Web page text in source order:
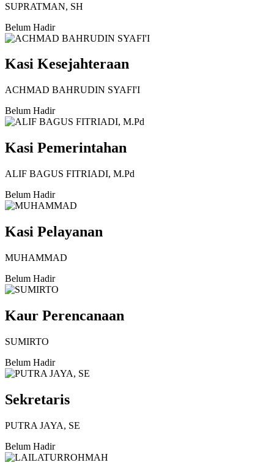
SUPRATMAN, SH
Belum Hadir
Kasi Kesejahteraan
ACHMAD BAHRUDIN SYAFI'I
Belum Hadir
Kasi Pemerintahan
ALIF BAGUS FITRIADI, M.Pd
Belum Hadir
Kasi Pelayanan
MUHAMMAD
Belum Hadir
Kaur Perencanaan
SUMIRTO
Belum Hadir
Sekretaris
PUTRA JAYA, SE
Belum Hadir